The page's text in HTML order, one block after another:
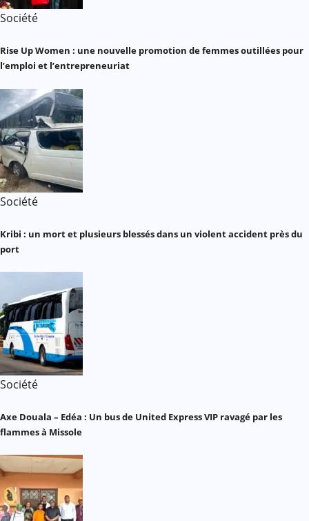
Société
Rise Up Women : une nouvelle promotion de femmes outillées pour
l’emploi et l’entrepreneuriat
Société
Kribi : un mort et plusieurs blessés dans un violent accident près du
port
Société
Axe Douala – Edéa : Un bus de United Express VIP ravagé par les
flammes à Missole